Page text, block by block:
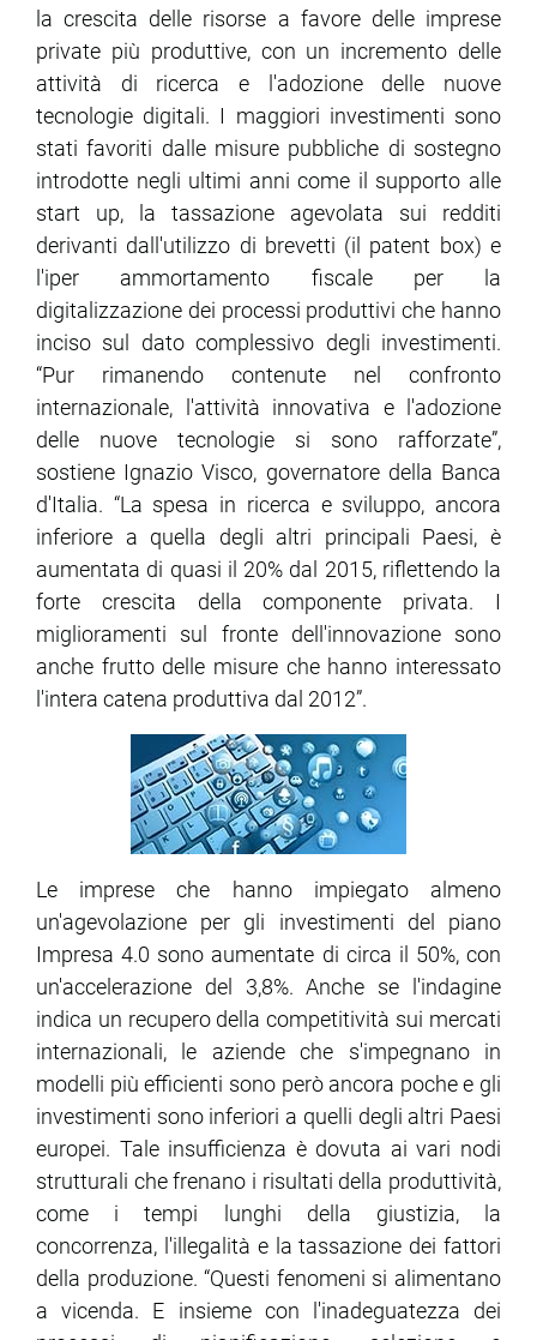
la crescita delle risorse a favore delle imprese
private più produttive, con un incremento delle
attività di ricerca e l'adozione delle nuove
tecnologie digitali. I maggiori investimenti sono
stati favoriti dalle misure pubbliche di sostegno
introdotte negli ultimi anni come il supporto alle
start up, la tassazione agevolata sui redditi
derivanti dall'utilizzo di brevetti (il patent box) e
l'iper ammortamento fiscale per la
digitalizzazione dei processi produttivi che hanno
inciso sul dato complessivo degli investimenti.
“Pur rimanendo contenute nel confronto
internazionale, l'attività innovativa e l'adozione
delle nuove tecnologie si sono rafforzate”,
sostiene Ignazio Visco, governatore della Banca
d'Italia. “La spesa in ricerca e sviluppo, ancora
inferiore a quella degli altri principali Paesi, è
aumentata di quasi il 20% dal 2015, riflettendo la
forte crescita della componente privata. I
miglioramenti sul fronte dell'innovazione sono
anche frutto delle misure che hanno interessato
l'intera catena produttiva dal 2012”.
Le imprese che hanno impiegato almeno
un'agevolazione per gli investimenti del piano
Impresa 4.0 sono aumentate di circa il 50%, con
un'accelerazione del 3,8%. Anche se l'indagine
indica un recupero della competitività sui mercati
internazionali, le aziende che s'impegnano in
modelli più efficienti sono però ancora poche e gli
investimenti sono inferiori a quelli degli altri Paesi
europei. Tale insufficienza è dovuta ai vari nodi
strutturali che frenano i risultati della produttività,
come i tempi lunghi della giustizia, la
concorrenza, l'illegalità e la tassazione dei fattori
della produzione. “Questi fenomeni si alimentano
a vicenda. E insieme con l'inadeguatezza dei